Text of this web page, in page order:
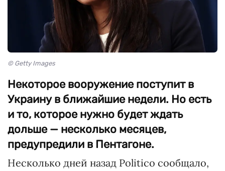
© Getty Images
Некоторое вооружение поступит в
Украину в ближайшие недели. Но есть
и то, которое нужно будет ждать
дольше — несколько месяцев,
предупредили в Пентагоне.
Несколько дней назад Politico сообщало,